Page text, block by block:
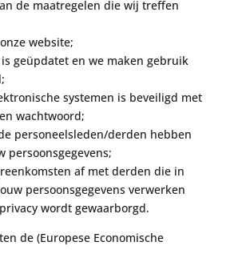
de maatregelen die wij treffen
website;
is geüpdatet en we maken gebruik
systemen is beveiligd met
wachtwoord;
personeelsleden/derden hebben
persoonsgegevens;
af met derden die in
persoonsgegevens verwerken
wordt gewaarborgd.
de (Europese Economische